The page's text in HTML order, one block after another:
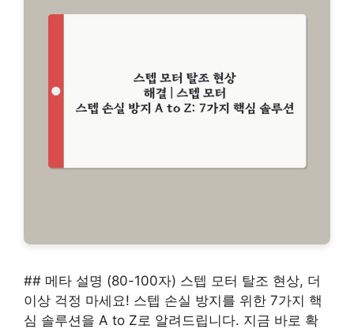
## 메타 설명 (80-100자) 스텝 모터 탈조 현상, 더
이상 걱정 마세요! 스텝 손실 방지를 위한 7가지 핵
심 솔루션을 A to Z로 알려드립니다. 지금 바로 확